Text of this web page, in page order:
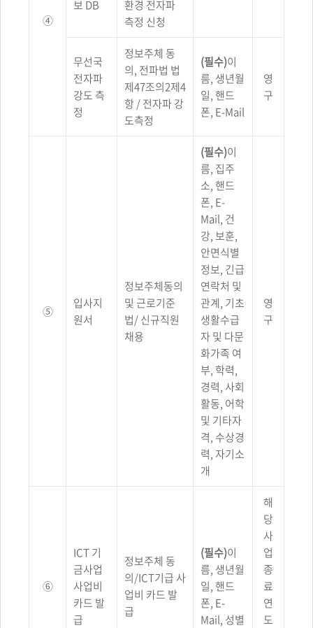
④
보 DB
환경 전자파
측정 신청
무선국
전자파
강도 측
정
정보주체 동
의, 전파법 법
제47조의2제4
항 / 전자파 강
도측정
(필수)이
름, 생년월
일, 핸드
폰, E-Mail
영
구
⑤
입사지
원서
정보주체동의
및 근로기준
법/ 신규직원
채용
(필수)이
름, 집주
소, 핸드
폰, E-
Mail, 건
강, 보훈,
안면식별
정보, 긴급
연락처 및
관계, 기초
생활수급
자 및 다문
화가족 여
부, 학력,
경력, 사회
활동, 어학
및 기타자
격, 수상경
력, 자기소
개
영
구
⑥
ICT 기
금사업
사업비
카드 발
급
정보주체 동
의/ICT기급 사
업비 카드 발
급
(필수)이
름, 생년월
일, 핸드
폰, E-
Mail, 성별
해
당
사
업
종
료
연
도